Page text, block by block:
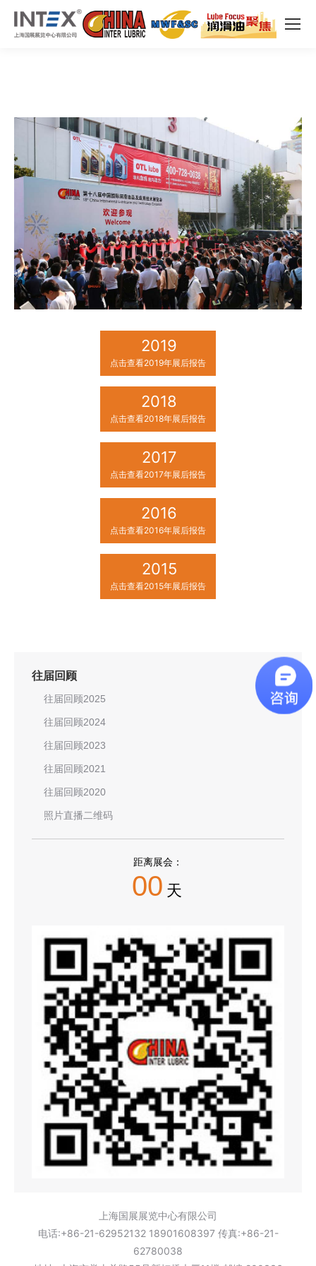
2019
点击查看2019年展后报告
2018
点击查看2018年展后报告
2017
点击查看2017年展后报告
2016
点击查看2016年展后报告
2015
点击查看2015年展后报告
往届回顾
往届回顾2025
往届回顾2024
往届回顾2023
往届回顾2021
往届回顾2020
照片直播二维码
距离展会：
00 天
上海国展展览中心有限公司
电话:+86-21-62952132 18901608397 传真:+86-21-
62780038